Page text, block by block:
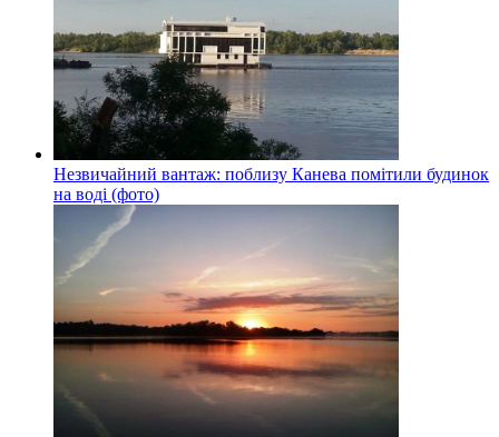
Незвичайний вантаж: поблизу Канева помітили будинок
на воді (фото)